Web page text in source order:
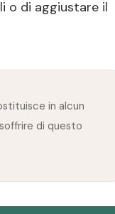
o di aggiustare il
in alcun
di questo